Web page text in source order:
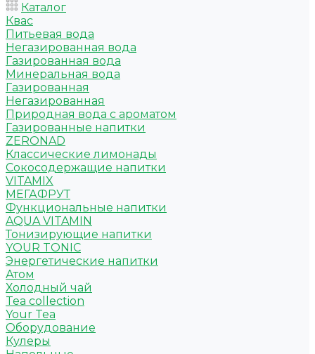
Каталог
Квас
Питьевая вода
Негазированная вода
Газированная вода
Минеральная вода
Газированная
Негазированная
Природная вода с ароматом
Газированные напитки
ZERONAD
Классические лимонады
Сокосодержащие напитки
VITAMIX
МЕГАФРУТ
Функциональные напитки
AQUA VITAMIN
Тонизирующие напитки
YOUR TONIC
Энергетические напитки
Атом
Холодный чай
Tea collection
Your Tea
Оборудование
Кулеры